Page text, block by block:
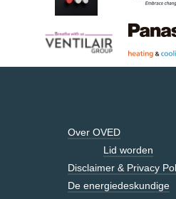
Over OVED
Lid worden
Disclaimer & Privacy
De energiedeskundige